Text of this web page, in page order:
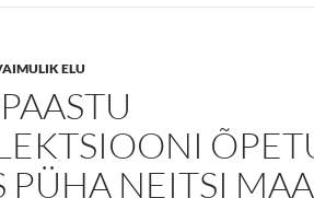
ELU
PÜHA NEITSI